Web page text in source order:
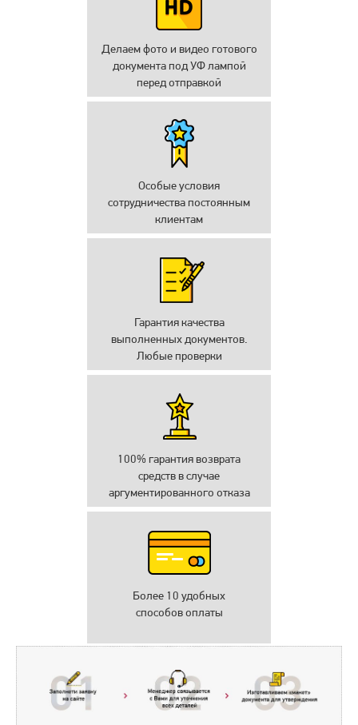
Делаем фото и видео готового
документа под УФ лампой
перед отправкой
Особые условия
сотрудничества постоянным
клиентам
Гарантия качества
выполненных документов.
Любые проверки
100% гарантия возврата
средств в случае
аргументированного отказа
Более 10 удобных
способов оплаты